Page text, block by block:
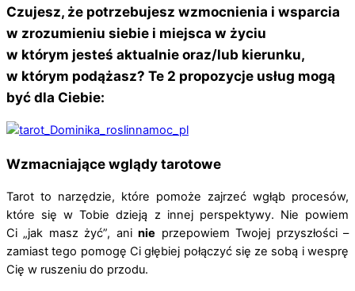
Czujesz, że potrzebujesz wzmocnienia i wsparcia
w zrozumieniu siebie i miejsca w życiu
w którym jesteś aktualnie oraz/lub kierunku,
w którym podążasz? Te 2 propozycje usług mogą
być dla Ciebie:
Wzmacniające wglądy tarotowe
Tarot to narzędzie, które pomoże zajrzeć wgłąb procesów,
które się w Tobie dzieją z innej perspektywy. Nie powiem
Ci „jak masz żyć”, aninie przepowiem Twojej przyszłości –
zamiast tego pomogę Ci głębiej połączyć się ze sobą i wesprę
Cię w ruszeniu do przodu.